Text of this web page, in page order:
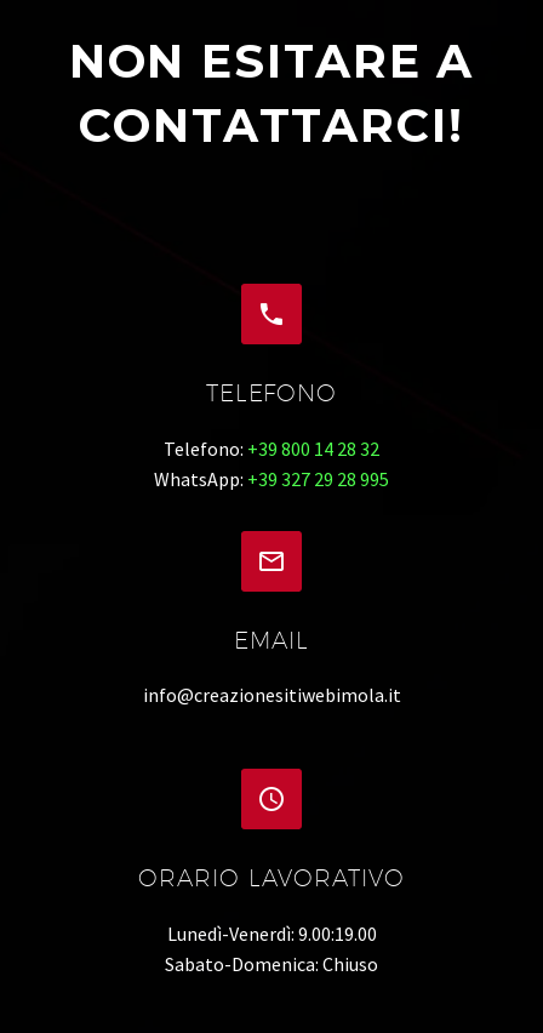
NON ESITARE A
CONTATTARCI!


TELEFONO
Telefono: +39 800 14 28 32
WhatsApp: +39 327 29 28 995


EMAIL
info@creazionesitiwebimola.it


ORARIO LAVORATIVO
Lunedì-Venerdì: 9.00:19.00
Sabato-Domenica: Chiuso